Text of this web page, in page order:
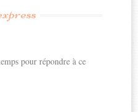
pour répondre à ce